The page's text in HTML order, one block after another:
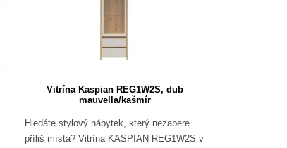
Vitrína Kaspian REG1W2S, dub
mauvella/kašmír
Hledáte stylový nábytek, který nezabere
příliš místa? Vitrína KASPIAN REG1W2S v